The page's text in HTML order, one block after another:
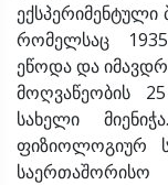
რომელსაც
ეწოდა და
მოღვაწეობის
სახელი
ფიზიოლოგიურ